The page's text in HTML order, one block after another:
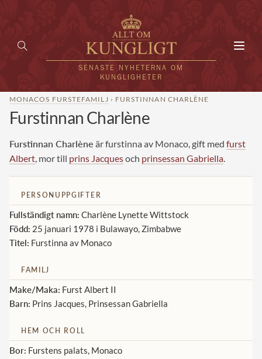
SENASTE NYHETERNA OM
KUNGLIGHETER
HEM
KUNGAFAMILJEN
UTLÄNDSKT
VÄRLDENS KUNGAHUS
Svenska kungahuset
Norska kungahuset
Danska kungahuset
Nederländska kungahuset
MONACOS FURSTEFAMILJ › FURSTINNAN CHARLÈNE
Furstinnan Charlène
Furstinnan Charlène är furstinna av Monaco, gift med furst
Albert , mor till prins Jacquesoch prinsessan Gabriella
PERSONUPPGIFTER
Fullständigt namn: Charlène Lynette Wittstock
Född: 25 januari 1978 i Bulawayo, Zimbabwe
Titel: Furstinna av Monaco
FAMILJ
Make/Maka: Furst Albert II
Barn: Prins Jacques, Prinsessan Gabriella
HEM OCH ROLL
Bor: Furstens palats, Monaco